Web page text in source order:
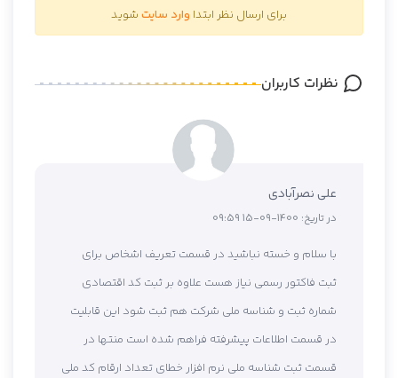
برای ارسال نظر ابتدا وارد سایت شوید
نظرات کاربران
علی نصرآبادی
در تاریخ: 1400-09-15 09:59
با سلام و خسته نباشید در قسمت تعریف اشخاص برای
ثبت فاکتور رسمی نیاز هست علاوه بر ثبت کد اقتصادی
شماره ثبت و شناسه ملی شرکت هم ثبت شود این قابلیت
در قسمت اطلاعات پیشرفته فراهم شده است منتها در
قسمت ثبت شناسه ملی نرم افزار خطای تعداد ارقام کد ملی